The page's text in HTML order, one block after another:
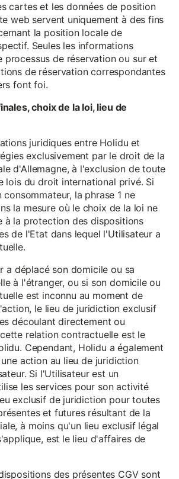
cartes et les données de position
web servent uniquement à des fins
la position locale de
Seules les informations
processus de réservation ou sur et
de réservation correspondantes
font foi.
choix de la loi, lieu de
juridiques entre Holidu et
exclusivement par le droit de la
d'Allemagne, à l'exclusion de toute
lois du droit international privé. Si
la phrase 1 ne
la mesure où le choix de la loi ne
à la protection des dispositions
de l'Etat dans lequel l'Utilisateur a
a déplacé son domicile ou sa
à l'étranger, ou si son domicile ou
est inconnu au moment de
le lieu de juridiction exclusif
découlant directement ou
relation contractuelle est le
Cependant, Holidu a également
action au lieu de juridiction
Si l'Utilisateur est un
les services pour son activité
exclusif de juridiction pour toutes
et futures résultant de la
à moins qu'un lieu exclusif légal
est le lieu d'affaires de
des présentes CGV sont